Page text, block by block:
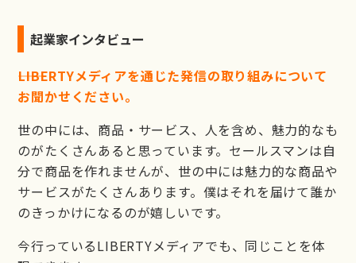
起業家インタビュー
――LIBERTYメディアを通じた発信の取り組みについて
お聞かせください。
世の中には、商品・サービス、人を含め、魅力的なも
のがたくさんあると思っています。セールスマンは自
分で商品を作れませんが、世の中には魅力的な商品や
サービスがたくさんあります。僕はそれを届けて誰か
のきっかけになるのが嬉しいです。
今行っているLIBERTYメディアでも、同じことを体